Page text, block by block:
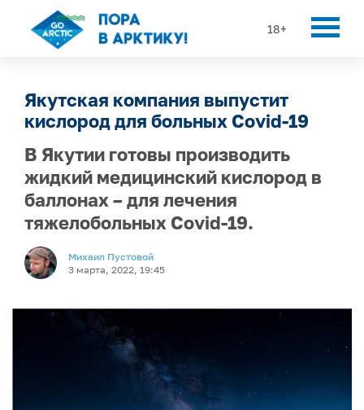
18+
Якутская компания выпустит
кислород для больных Covid-19
В Якутии готовы производить
жидкий медицинский кислород в
баллонах – для лечения
тяжелобольных Covid-19.
Михаил Пустовой
3 марта, 2022, 19:45